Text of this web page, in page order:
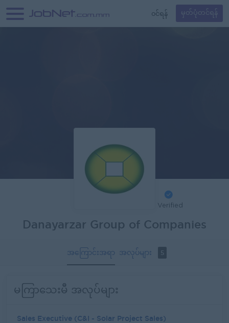
၀င်ရန် မှတ်ပုံတင်ရန်
Verified
Danayarzar Group of Companies
အကြောင်းအရာ အလုပ်များ 5
မကြာသေးမီ အလုပ်များ
Sales Executive (C&I - Solar Project Sales)